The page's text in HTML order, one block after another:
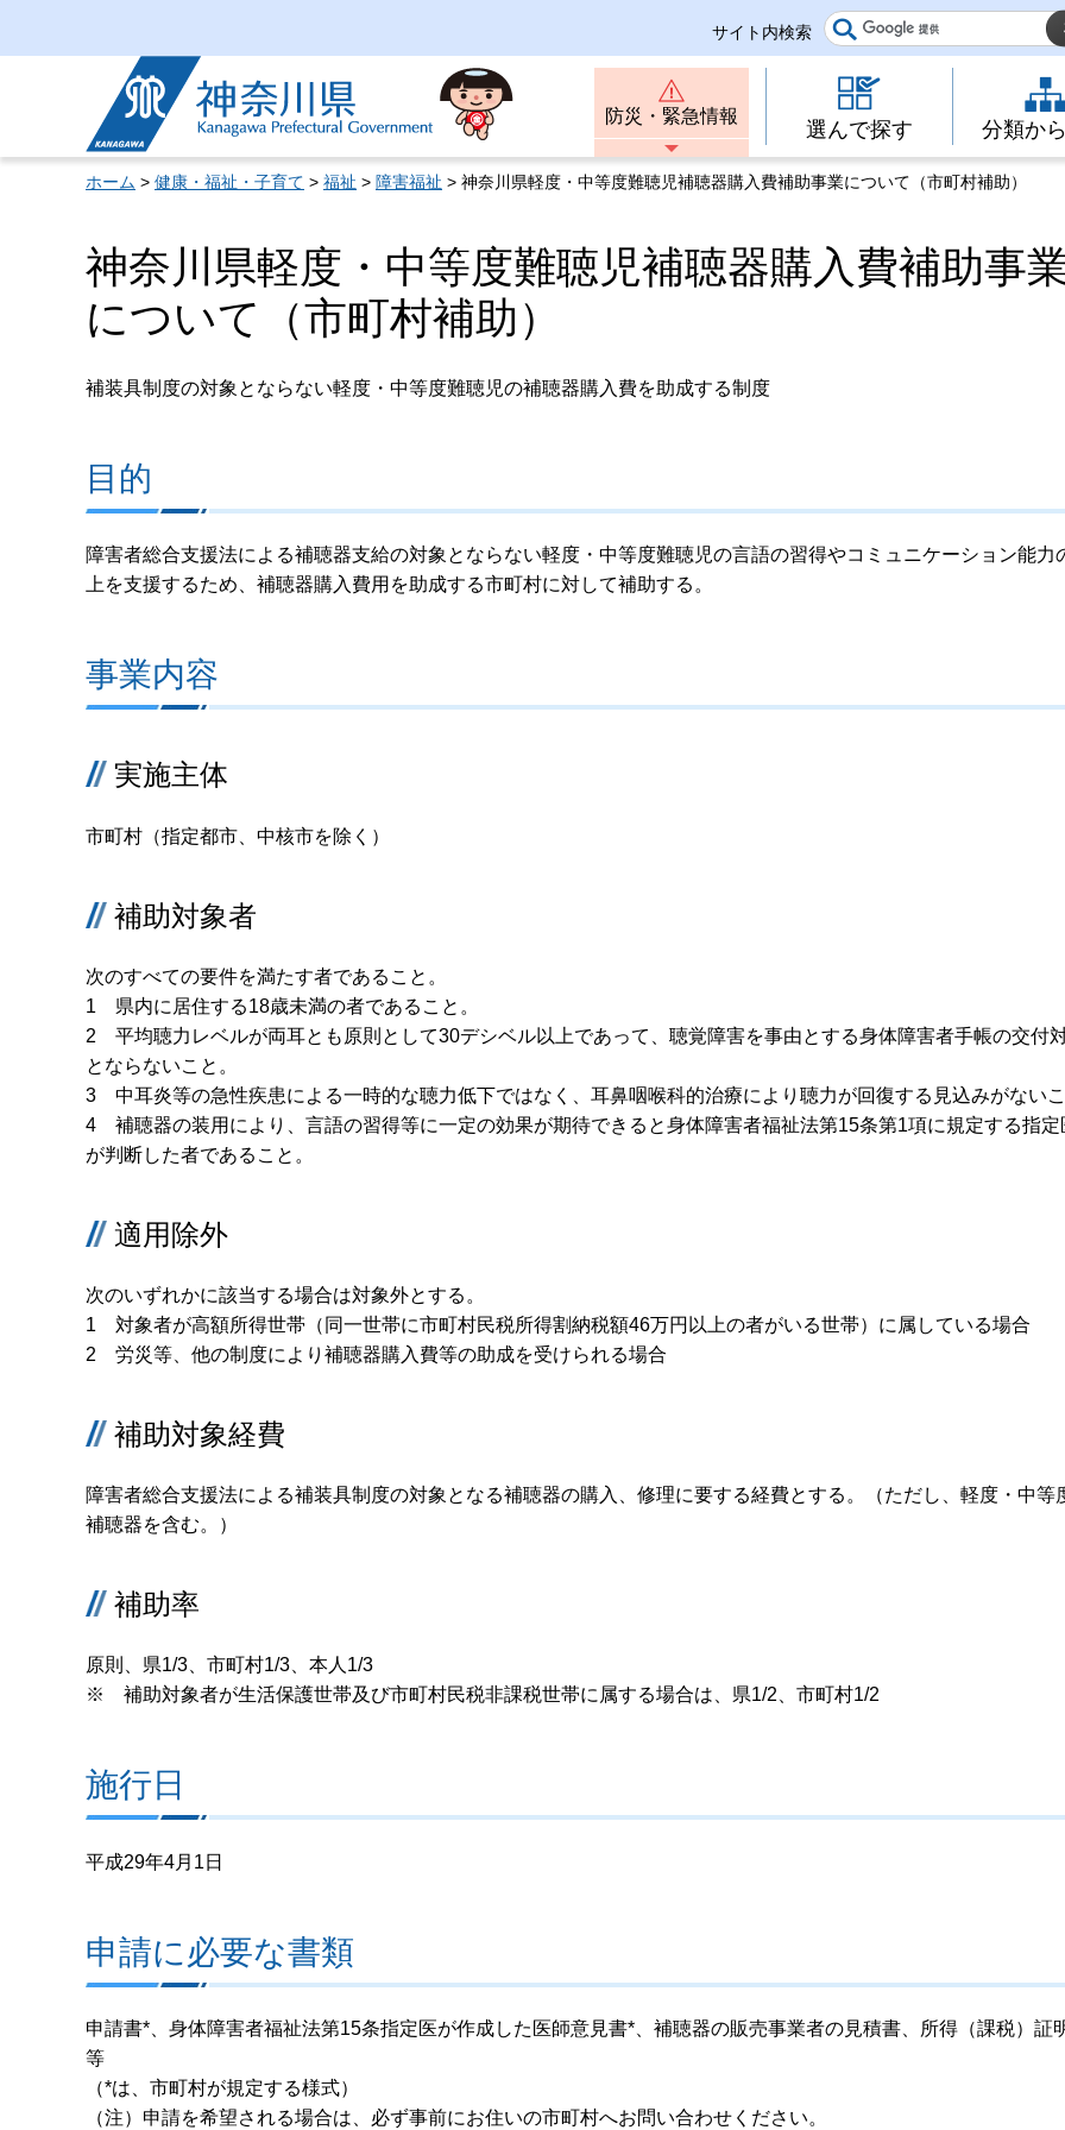
サイト内検索
神奈川県
防災・緊急情報
選んで探す 分類か
ホーム > 健康・福祉・子育て > 福祉 > 障害福祉 > 神奈川県軽度・中等度難聴児補聴器購入費補助事業について（市町村補助）
神奈川県軽度・中等度難聴児補聴器購入費補助事
について（市町村補助）
補装具制度の対象とならない軽度・中等度難聴児の補聴器購入費を助成する制度
目的
障害者総合支援法による補聴器支給の対象とならない軽度・中等度難聴児の言語の習得やコミュニケーション能力
上を支援するため、補聴器購入費用を助成する市町村に対して補助する。
事業内容
実施主体
市町村（指定都市、中核市を除く）
補助対象者
次のすべての要件を満たす者であること。
1 県内に居住する18歳未満の者であること。
2 平均聴力レベルが両耳とも原則として30デシベル以上であって、聴覚障害を事由とする身体障害者手帳の交付
とならないこと。
3 中耳炎等の急性疾患による一時的な聴力低下ではなく、耳鼻咽喉科的治療により聴力が回復する見込みがない
4 補聴器の装用により、言語の習得等に一定の効果が期待できると身体障害者福祉法第15条第1項に規定する指定
が判断した者であること。
適用除外
次のいずれかに該当する場合は対象外とする。
1 対象者が高額所得世帯（同一世帯に市町村民税所得割納税額46万円以上の者がいる世帯）に属している場合
2 労災等、他の制度により補聴器購入費等の助成を受けられる場合
補助対象経費
障害者総合支援法による補装具制度の対象となる補聴器の購入、修理に要する経費とする。（ただし、軽度・中等
補聴器を含む。）
補助率
原則、県1/3、市町村1/3、本人1/3
※ 補助対象者が生活保護世帯及び市町村民税非課税世帯に属する場合は、県1/2、市町村1/2
施行日
平成29年4月1日
申請に必要な書類
申請書*、身体障害者福祉法第15条指定医が作成した医師意見書*、補聴器の販売事業者の見積書、所得（課税）証
等
（*は、市町村が規定する様式）
（注）申請を希望される場合は、必ず事前にお住いの市町村へお問い合わせください。